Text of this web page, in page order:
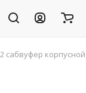
сабвуфер корпусной